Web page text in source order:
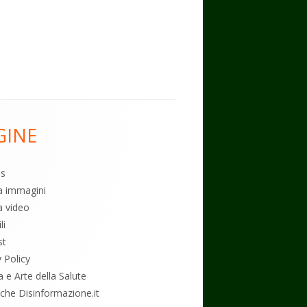
immagini
video
Policy
e Arte della Salute
Disinformazione.it